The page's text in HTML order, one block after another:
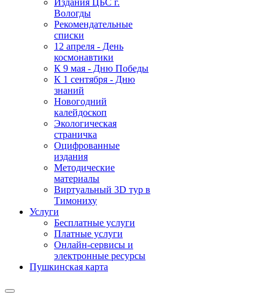
Издания ЦБС г.
Вологды
Рекомендательные
списки
12 апреля - День
космонавтики
К 9 мая - Дню Победы
К 1 сентября - Дню
знаний
Новогодний
калейдоскоп
Экологическая
страничка
Оцифрованные
издания
Методические
материалы
Виртуальный 3D тур в
Тимониху
Услуги
Бесплатные услуги
Платные услуги
Онлайн-сервисы и
электронные ресурсы
Пушкинская карта